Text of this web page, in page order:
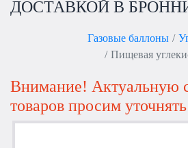
ДОСТАВКОЙ В
Газовые баллоны
Пищевая
Внимание! Актуальную
товаров просим